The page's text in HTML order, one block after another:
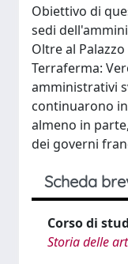
Obiettivo di
sedi
Oltre al
Terraferma:
amministrativi
continuarono
almeno in
dei governi
Scheda
Corso di
Storia delle